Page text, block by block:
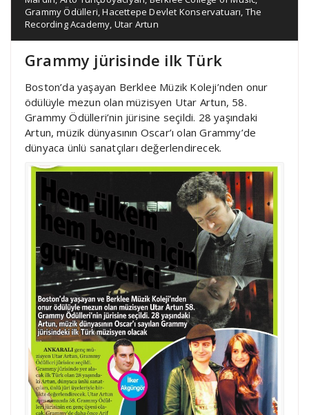
Grammy Ödülleri,Hacettepe Devlet Konservatuarı, The
Recording Academy, Utar Artun
Grammy jürisinde ilk Türk
Boston’da yaşayan Berklee Müzik Koleji’nden onur
ödülüyle mezun olan müzisyen Utar Artun, 58.
Grammy Ödülleri’nin jürisine seçildi. 28 yaşındaki
Artun, müzik dünyasının Oscar’ı olan Grammy’de
dünyaca ünlü sanatçıları değerlendirecek.